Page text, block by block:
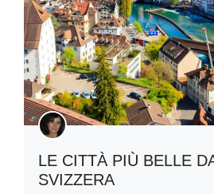
LE CITTÀ PIÙ BELLE
SVIZZERA